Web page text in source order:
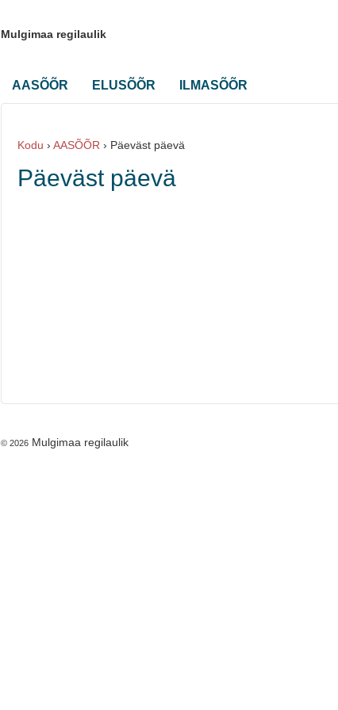
Mulgimaa regilaulik
AASÕÕR ELUSÕÕR ILMASÕÕR
Kodu › AASÕÕR › Päeväst päevä
Päeväst päevä
© 2026 Mulgimaa regilaulik